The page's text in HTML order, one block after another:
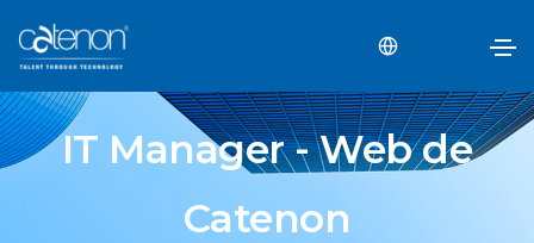
IT Manager - Web de
Catenon